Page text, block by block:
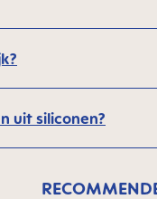
uit siliconen?